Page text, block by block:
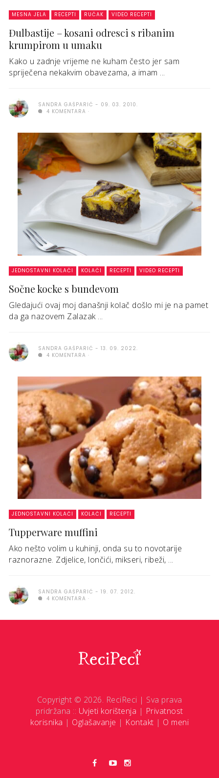
MESNA JELA RECEPTI RUČAK VIDEO RECEPTI
Đulbastije – kosani odresci s ribanim
krumpirom u umaku
Kako u zadnje vrijeme ne kuham često jer sam
spriječena nekakvim obavezama, a imam ...
SANDRA GAŠPARIĆ
09. 03. 2010.
4 KOMENTARA
JEDNOSTAVNI KOLAČI KOLAČI RECEPTI VIDEO RECEPTI
Sočne kocke s bundevom
Gledajući ovaj moj današnji kolač došlo mi je na pamet
da ga nazovem Zalazak ...
SANDRA GAŠPARIĆ
13. 09. 2022.
4 KOMENTARA
JEDNOSTAVNI KOLAČI KOLAČI RECEPTI
Tupperware muffini
Ako nešto volim u kuhinji, onda su to novotarije
raznorazne. Zdjelice, lončići, mikseri, ribeži, ...
SANDRA GAŠPARIĆ
19. 07. 2012.
4 KOMENTARA
Copyright © 2026. ReciReci | Sva prava
pridržana :: Uvjeti korištenja | Privatnost
korisnika | Oglašavanje | Kontakt | O meni